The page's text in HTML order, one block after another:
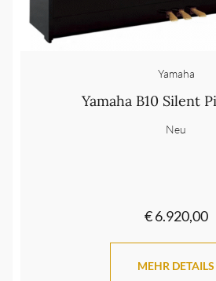
Yamaha
Yamaha B10 Silent
Neu
€ 6.920,00
MEHR DETAILS